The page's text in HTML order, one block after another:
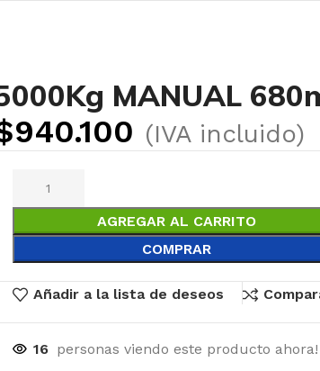
MANUAL
940.100 (IVA incluido)
AGREGAR AL CARRITO
COMPRAR
Añadir a la lista de deseos
16 personas viendo este producto ahora!